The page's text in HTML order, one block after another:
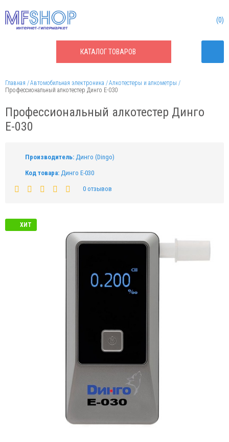
КАТАЛОГТОВАРОВ
0
Главная Автомобильная электроника
Алкотестеры и алкометры
Профессиональный алкотестер Динго Е-030
Профессиональный алкотестер Динго
Е-030
Производитель: Динго (Dingo)
Код товара: Динго Е-030
0 отзывов
ХИТ